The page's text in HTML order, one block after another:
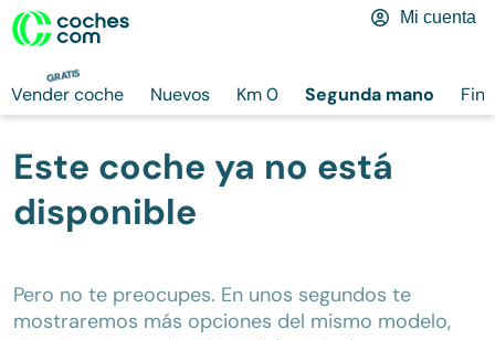
GRATIS
Vender coche Nuevos Km 0 Segunda mano
Mi cuenta
Este coche ya no está
disponible
Pero no te preocupes. En unos segundos te
mostraremos más opciones del mismo modelo,